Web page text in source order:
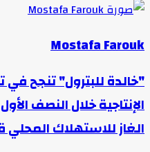
Mostafa Farouk
"خالدة للبترول" تنجح
الإنتاجية خلال النصف
الغاز للاستهلاك